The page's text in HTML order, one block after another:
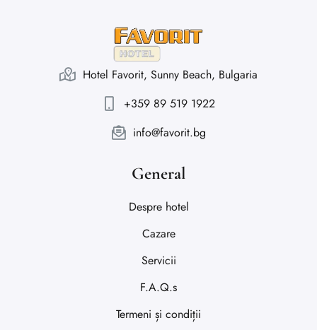
Hotel Favorit, Sunny Beach, Bulgaria
+359 89 519 1922
info@favorit.bg
General
Despre hotel
Cazare
Servicii
F.A.Q.s
Termeni și condiții